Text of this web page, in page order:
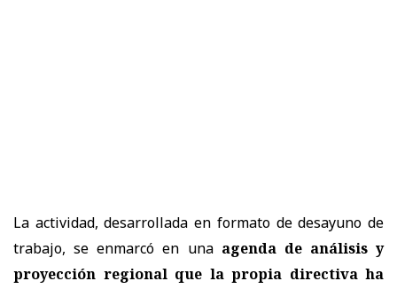
La actividad, desarrollada en formato de desayuno de
trabajo, se enmarcó en unaagenda de análisis y
proyección regional que la propia directiva ha